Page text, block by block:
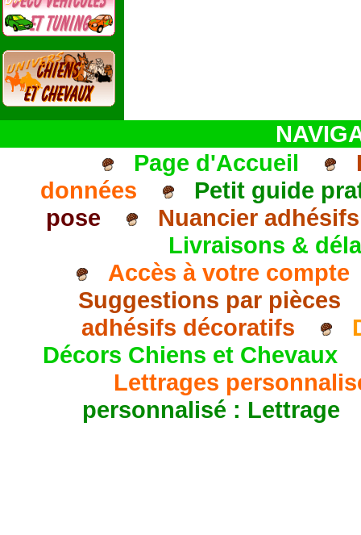
Page d'Accueil
données
Petit guide
pose
Nuancier adhésifs
Livraisons &
Accès à votre compte
Suggestions par pièces
adhésifs décoratifs
Décors Chiens et Chevaux
Lettrages
personnalisé : Lettrage